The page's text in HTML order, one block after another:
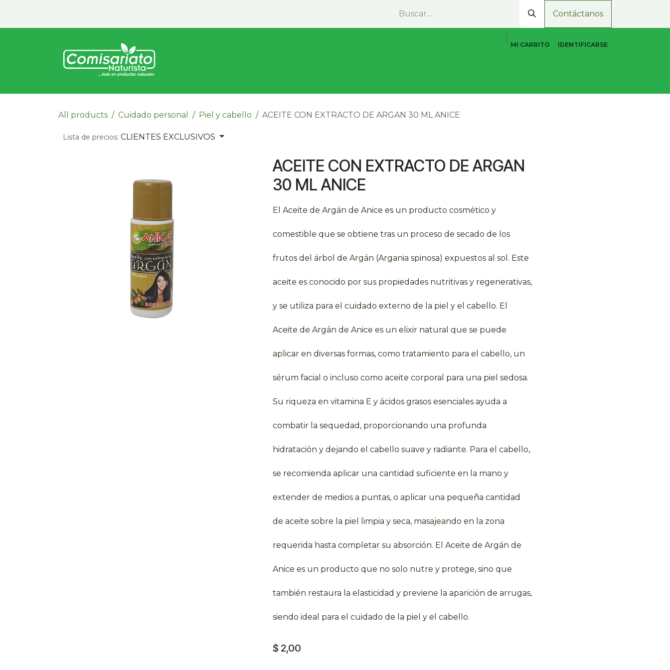
Contáctanos
MI CARRITO IDENTIFICARSE
All products Cuidado personal Piel y cabello ACEITE CON EXTRACTO DE ARGAN 30 ML ANICE
Lista de precios: CLIENTES EXCLUSIVOS
ACEITE CON EXTRACTO DE ARGAN
30 ML ANICE
El Aceite de Argán de Anice es un producto cosmético y
comestible que se obtiene tras un proceso de secado de los
frutos del árbol de Argán (Argania spinosa) expuestos al sol. Este
aceite es conocido por sus propiedades nutritivas y regenerativas,
y se utiliza para el cuidado externo de la piel y el cabello. El
Aceite de Argán de Anice es un elixir natural que se puede
aplicar en diversas formas, como tratamiento para el cabello, un
sérum facial o incluso como aceite corporal para una piel sedosa.
Su riqueza en vitamina E y ácidos grasos esenciales ayuda a
combatir la sequedad, proporcionando una profunda
hidratación y dejando el cabello suave y radiante. Para el cabello,
se recomienda aplicar una cantidad suficiente en la mano y
extender de medios a puntas, o aplicar una pequeña cantidad
de aceite sobre la piel limpia y seca, masajeando en la zona
requerida hasta completar su absorción. El Aceite de Argán de
Anice es un producto que no solo nutre y protege, sino que
también restaura la elasticidad y previene la aparición de arrugas,
siendo ideal para el cuidado de la piel y el cabello.
$ 2,00